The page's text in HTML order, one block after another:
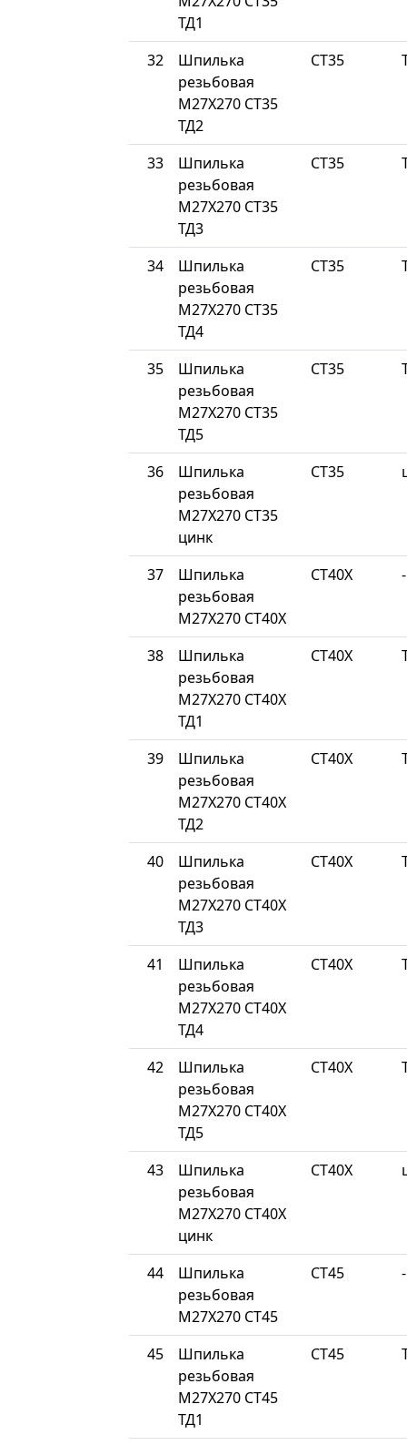
ТД1
32
Шпилька
резьбовая
М27Х270 СТ35
ТД2
СТ35
33
Шпилька
резьбовая
М27Х270 СТ35
ТД3
СТ35
34
Шпилька
резьбовая
М27Х270 СТ35
ТД4
СТ35
35
Шпилька
резьбовая
М27Х270 СТ35
ТД5
СТ35
36
Шпилька
резьбовая
М27Х270 СТ35
цинк
СТ35
37
Шпилька
резьбовая
М27Х270 СТ40Х
СТ40Х -
38
Шпилька
резьбовая
М27Х270 СТ40Х
ТД1
СТ40Х
39
Шпилька
резьбовая
М27Х270 СТ40Х
ТД2
СТ40Х
40
Шпилька
резьбовая
М27Х270 СТ40Х
ТД3
СТ40Х
41
Шпилька
резьбовая
М27Х270 СТ40Х
ТД4
СТ40Х
42
Шпилька
резьбовая
М27Х270 СТ40Х
ТД5
СТ40Х
43
Шпилька
резьбовая
М27Х270 СТ40Х
цинк
СТ40Х
44
Шпилька
резьбовая
М27Х270 СТ45
СТ45 -
45
Шпилька
резьбовая
М27Х270 СТ45
ТД1
СТ45